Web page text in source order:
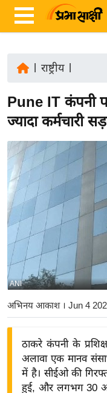
ज़ा
ख
रा
ष्ट्री
य
अं
त
र्रा
ष्ट्री
य
बि
ज़
द्यो
राष्ट्रीय|
Pune IT कंपनी
ज्यादा कर्मचारी
ANI
अभिनय आकाश। Jun 4
ठाकरे कंपनी के
अलावा एक मानव
में है। सीईओ की
हुई, और लगभग 30